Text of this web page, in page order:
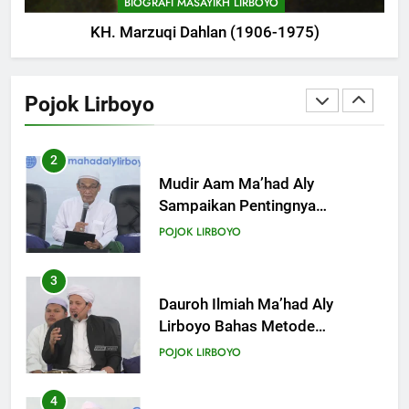
KH. Marzuqi Dahlan (1906-1975)
Pojok Lirboyo
Mudir Aam Ma’had Aly
Sampaikan Pentingnya
Mempelajari Ilmu Hadis Dalam
3
Dauroh Ilmiah Ma’had Aly
Lirboyo Bahas Metode
Ahlusunnah dalam
POJOK LIRBOYO
4
Dauroh Ilmiah & Sanadan Kitab
Al-Arbain an-Nawawy bersama
As-Syaikh Dr. Yasir Al-Adny
POJOK LIRBOYO
5